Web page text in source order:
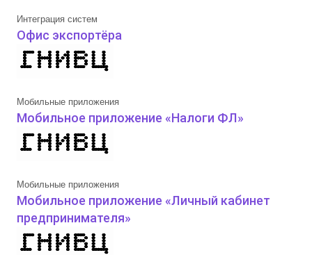
Интеграция систем
Офис экспортёра
Мобильные приложения
Мобильное приложение «Налоги ФЛ»
Мобильные приложения
Мобильное приложение «Личный кабинет
предпринимателя»